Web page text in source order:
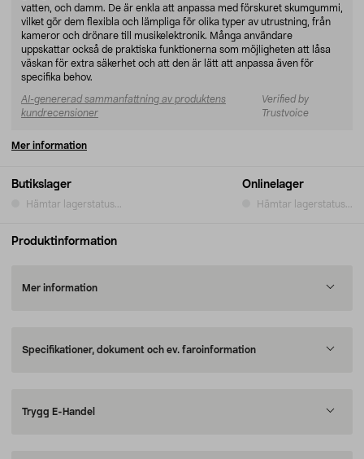
Butikslager
Hämtar lagerstatus...
Onlinelager
Hämtar lagerstatus...
vatten, och damm. De är enkla att anpassa med förskuret skumgummi,
vilket gör dem flexibla och lämpliga för olika typer av utrustning, från
kameror och drönare till musikelektronik. Många användare
uppskattar också de praktiska funktionerna som möjligheten att låsa
väskan för extra säkerhet och att den är lätt att anpassa även för
specifika behov.
AI-genererad sammanfattning av produktens
kundrecensioner
Verified by
Trustvoice
Mer information
Produktinformation
Mer information
Specifikationer, dokument och ev. faroinformation
Trygg E-Handel